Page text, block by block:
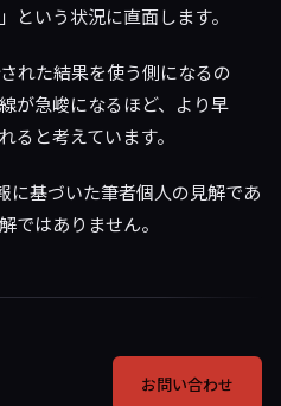
という状況に直面します。
れた結果を使う側になるの
が急峻になるほど、より早
ると考えています。
に基づいた筆者個人の見解であ
ではありません。
お問い合わせ